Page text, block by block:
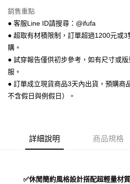
１．簡單：不需註冊會員、不需綁卡、不需儲
２．便利：只要手機號碼，簡訊認證，即可結
３．安心：先確認商品／服務後，再付款。
【「AFTEE先享後付」結帳流程】
１．於結帳方式選擇「AFTEE先享後付」後，
２．訂單成立數日內，您將收到繳費通知簡訊。
３．收到繳費通知簡訊後14天內，點擊此簡訊
ATM／網路銀行／等多元方式進行付款，方視
※ 請注意：結帳手續完成當下不需立刻繳費
是否繳費成功／繳費後需取消欲退款等相關疑
客戶支援中心」 https://
易，需依本服務之必要範圍內提供個人資料，
運送方式
全家 取貨付款
每筆NT$70，滿NT$999(含以上)免運費
付款後 全家取貨
7-11 取貨付款
每筆NT$70，滿NT$999(含以上)免運費
銷售重點
● 客服Line ID請搜尋：@ifufa
● 超取有材積限制，訂單超過1200元或
購。
● 試穿報告僅供初步參考，如有尺寸或
服。
● 訂單成立現貨商品3天內出貨，預購商
不含假日與例假日）。
詳細說明 商品規格
✅休閒簡約風格設計搭配超輕量材